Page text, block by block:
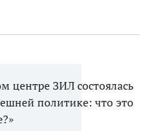
центре ЗИЛ состоялась
политике: что это